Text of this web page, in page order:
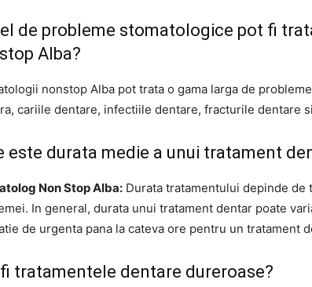
de probleme stomatologice pot fi
Alba?
nonstop Alba pot trata o gama larga de
cariile dentare, infectiile dentare, fracturile dentare
este durata medie a unui tratament
Non Stop Alba: Durata tratamentului depinde
In general, durata unui tratament dentar poate
de urgenta pana la cateva ore pentru un tratament
tratamentele dentare dureroase?